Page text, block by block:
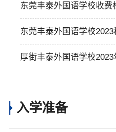
东莞丰泰外国语学校收费
东莞丰泰外国语学校
知
厚街丰泰外国语学校
入学准备